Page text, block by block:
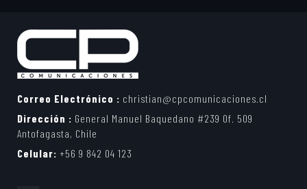
Correo Electrónico : christian@cpcomunicaciones.cl
Dirección : General Manuel Baquedano #239 Of. 509
Antofagasta, Chile
Celular: +56 9 842 04 123